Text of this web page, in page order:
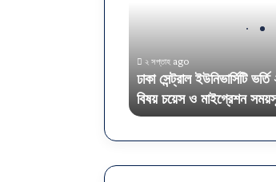
চয়েস
মাইগ্রেশন
সময়সূচি
২ সপ্তাহ ago
ঢাকা সেন্ট্রাল ইউনিভার্সিটি
বিষয় চয়েস ও মাইগ্রেশন